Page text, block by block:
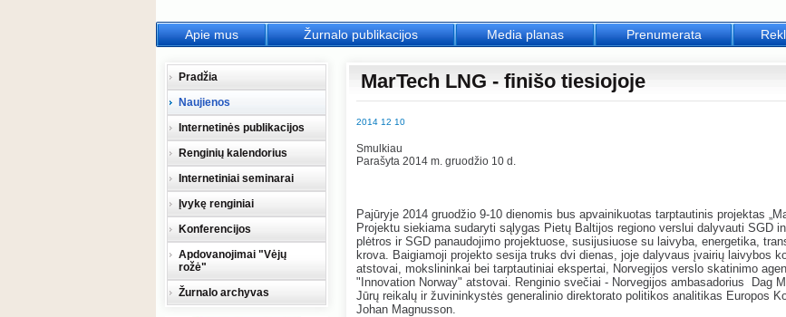
MarTech LNG - finišo tiesiojoje
2014 12 10
Smulkiau
Parašyta 2014 m. gruodžio 10 d.
Pajūryje 2014 gruodžio 9-10 dienomis bus apvainikuotas tarptautinis projektas
Projektu siekiama sudaryti sąlygas Pietų Baltijos regiono verslui dalyvauti SGD
plėtros ir SGD panaudojimo projektuose, susijusiuose su laivyba, energetika,
krova. Baigiamoji projekto sesija truks dvi dienas, joje dalyvaus įvairių laivybos
atstovai, mokslininkai bei tarptautiniai ekspertai, Norvegijos verslo skatinimo
"Innovation Norway" atstovai. Renginio svečiai - Norvegijos ambasadorius Dag
Jūrų reikalų ir žuvininkystės generalinio direktorato politikos analitikas Europos
Johan Magnusson.
Pradžia
Naujienos
Internetinės publikacijos
Renginių kalendorius
Internetiniai seminarai
Įvykę renginiai
Konferencijos
Apdovanojimai "Vėjų
rožė"
Žurnalo archyvas
Apie mus Žurnalo publikacijos Media planas Prenumerata